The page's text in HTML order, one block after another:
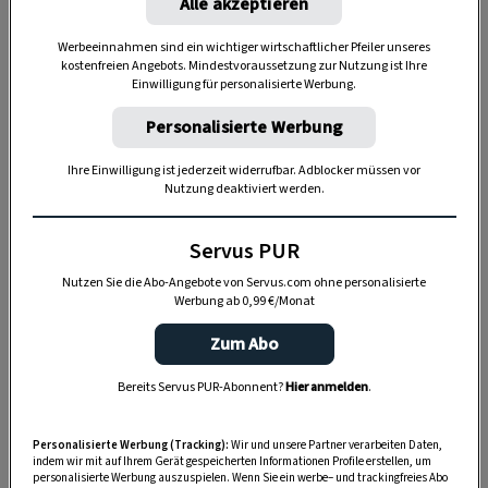
„Servus Garten“ auf WhatsApp
Nutzen Sie WhatsApp auf Ihrem Handy und lieben es, auf
unserem kostenlosen WhatsApp-Kanal finden Sie täglich
Tipps und Tricks für Garten, Terrasse, Balkon- und
Werbeeinnahmen sind ein wichtiger wirtschaftlicher Pfeiler unseres
kostenfreien Angebots. Mindestvoraussetzung zur Nutzung ist Ihre
Einwilligung für personalisierte Werbung.
Personalisierte Werbung
Ihre Einwilligung ist jederzeit widerrufbar. Adblocker müssen vor
Nutzung deaktiviert werden.
Servus PUR
Nutzen Sie die Abo-Angebote von Servus.com ohne personalisierte
Werbung ab 0,99 €/Monat
Zum Abo
Bereits Servus PUR-Abonnent?Hier anmelden.
Personalisierte Werbung (Tracking): Wir und unsere Partner verarbeiten Daten,
indem wir mit auf Ihrem Gerät gespeicherten Informationen Profile erstellen, um
personalisierte Werbung auszuspielen. Wenn Sie ein werbe– und trackingfreies Abo